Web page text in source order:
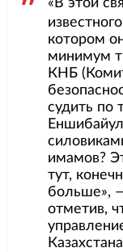
«В этой
котором
минимум
КНБ
судить по
имамов?
тут,
больше»,
отметив,